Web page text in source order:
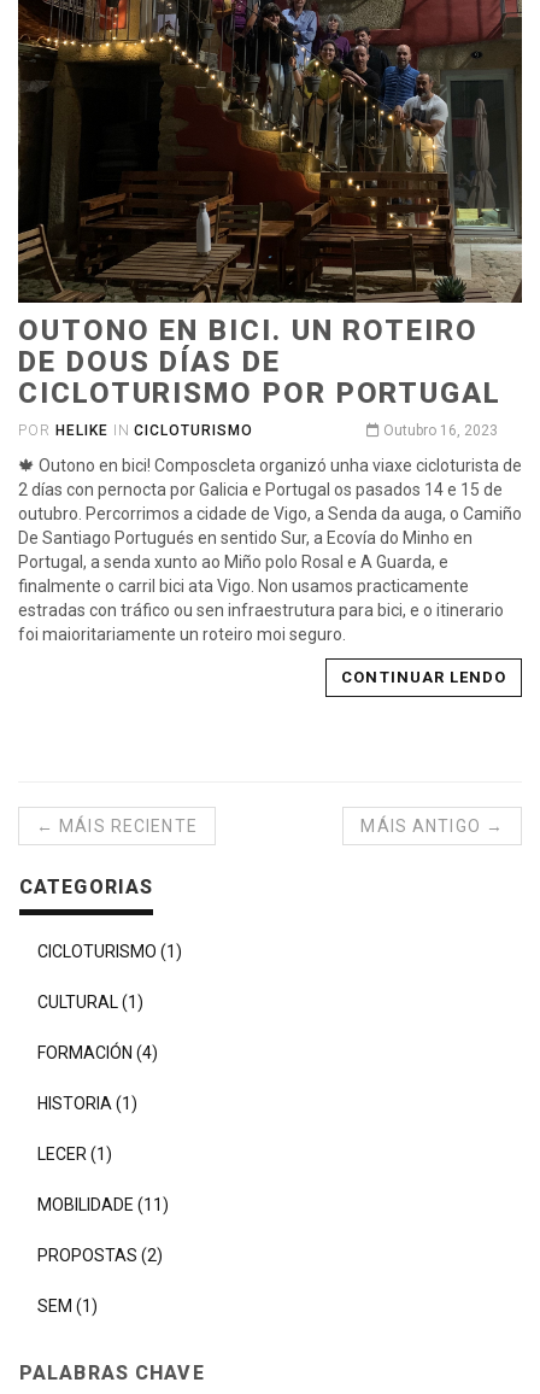
OUTONO EN BICI. UN ROTEIRO
DE DOUS DÍAS DE
CICLOTURISMO POR PORTUGAL
POR HELIKE INCICLOTURISMO Outubro 16, 2023
🍁 Outono en bici! Composcleta organizó unha viaxe cicloturista de
2 días con pernocta por Galicia e Portugal os pasados 14 e 15 de
outubro. Percorrimos a cidade de Vigo, a Senda da auga, o Camiño
De Santiago Portugués en sentido Sur, a Ecovía do Minho en
Portugal, a senda xunto ao Miño polo Rosal e A Guarda, e
finalmente o carril bici ata Vigo. Non usamos practicamente
estradas con tráfico ou sen infraestrutura para bici, e o itinerario
foi maioritariamente un roteiro moi seguro.
CONTINUAR LENDO
← MÁIS RECIENTE MÁIS ANTIGO →
CATEGORIAS
CICLOTURISMO (1)
CULTURAL (1)
FORMACIÓN (4)
HISTORIA (1)
LECER (1)
MOBILIDADE (11)
PROPOSTAS (2)
SEM (1)
PALABRAS CHAVE